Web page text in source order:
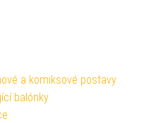
a komiksové postavy
balónky